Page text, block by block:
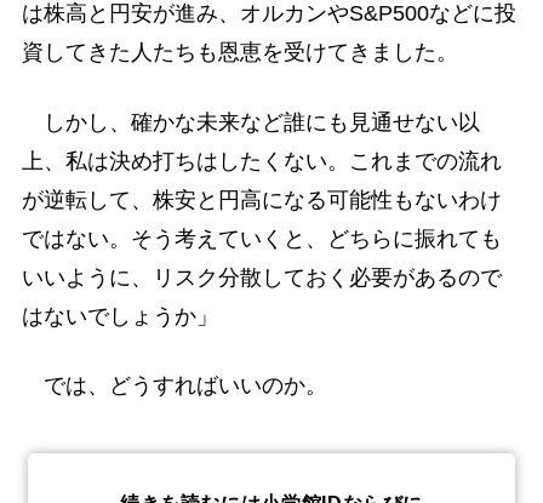
は株高と円安が進み、オルカンやS&P500などに投
資してきた人たちも恩恵を受けてきました。
しかし、確かな未来など誰にも見通せない以
上、私は決め打ちはしたくない。これまでの流れ
が逆転して、株安と円高になる可能性もないわけ
ではない。そう考えていくと、どちらに振れても
いいように、リスク分散しておく必要があるので
はないでしょうか」
では、どうすればいいのか。